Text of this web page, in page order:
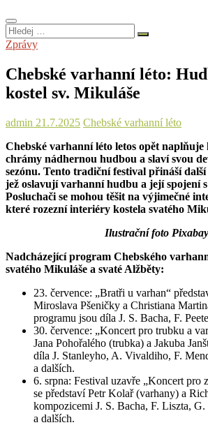
Hledej
…
Zprávy
Chebské varhanní léto:
kostel sv. Mikuláše
admin 21.7.2025 Chebské varhanní léto
Chebské varhanní léto letos opět naplňuje
chrámy nádhernou hudbou a slaví svou
sezónu. Tento tradiční festival přináší
jež oslavují varhanní hudbu a její spojení
Posluchači se mohou těšit na výjimečné
které rozezní interiéry kostela svatého
Ilustrační foto Pixabay
Nadcházející program Chebského
svatého Mikuláše a svaté Alžběty:
23. července: „Bratři u varhan“
Miroslava Pšeničky a Christiana
programu jsou díla J. S. Bacha, F.
30. července: „Koncert pro trubku a
Jana Pohořalého (trubka) a Jakuba
díla J. Stanleyho, A. Vivaldiho, F.
a dalších.
6. srpna: Festival uzavře „Koncert pro
se představí Petr Kolař (varhany) a
kompozicemi J. S. Bacha, F. Liszta,
a dalších.